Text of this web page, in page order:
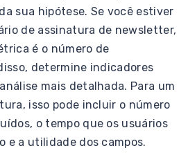
sua hipótese. Se você estiver
de assinatura de newsletter,
é o número de
determine indicadores
mais detalhada. Para um
isso pode incluir o número
o tempo que os usuários
e a utilidade dos campos.